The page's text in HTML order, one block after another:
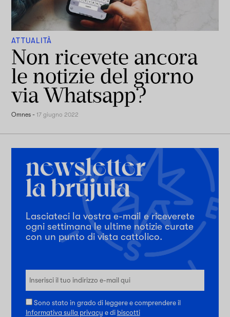
ATTUALITÀ
Non ricevete ancora
le notizie del giorno
via Whatsapp?
Omnes -17 giugno 2022
Lasciateci la vostra e-mail e riceverete
ogni settimana le ultime notizie curate
con un punto di vista cattolico.
Sono stato in grado di leggere e comprendere il
Informativa sulla privacy e di biscotti